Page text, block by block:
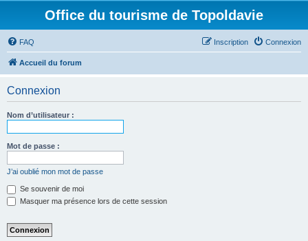
Office du tourisme de Topoldavie
FAQ Connexion
Inscription
Accueil du forum
Connexion
Nom d’utilisateur :
Mot de passe :
J’ai oublié mon mot de passe
Se souvenir de moi
Masquer ma présence lors de cette session